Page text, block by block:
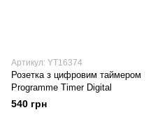
Артикул: YT16374
Розетка з цифровим таймером
Programme Timer Digital
540 грн